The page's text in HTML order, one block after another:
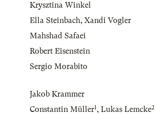
Krysztina Winkel
Ella Steinbach, Xandi Vogler
Mahshad Safaei
Robert Eisenstein
Sergio Morabito
Jakob Krammer
Constantin Müller1, Lukas Lemcke2